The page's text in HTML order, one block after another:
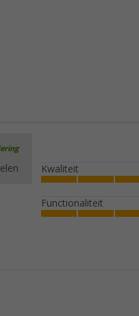
Kwaliteit
Functionaliteit